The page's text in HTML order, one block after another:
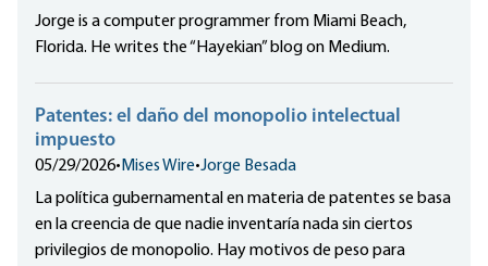
Jorge is a computer programmer from Miami Beach,
Florida. He writes the “Hayekian” blog on Medium.
Patentes: el daño del monopolio intelectual
impuesto
05/29/2026• Mises Wire•Jorge Besada
La política gubernamental en materia de patentes se basa
en la creencia de que nadie inventaría nada sin ciertos
privilegios de monopolio. Hay motivos de peso para